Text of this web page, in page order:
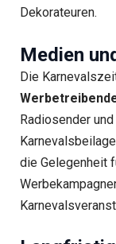
Dekorateuren.
Medien
Die
Radiosender
die Gelegenheit